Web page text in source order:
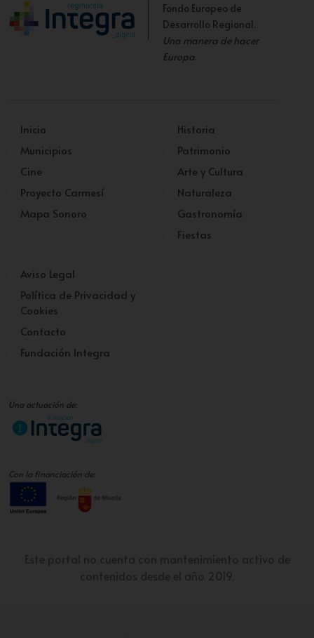
Fondo Europeo de
Desarrollo Regional.
Una manera de hacer
Europa.
Inicio
Municipios
Cine
Proyecto Carmesí
Mapa Sonoro
Historia
Patrimonio
Arte y Cultura
Naturaleza
Gastronomía
Fiestas
Aviso Legal
Política de Privacidad y
Cookies
Contacto
Fundación Integra
Una actuación de:
Con la financiación de: